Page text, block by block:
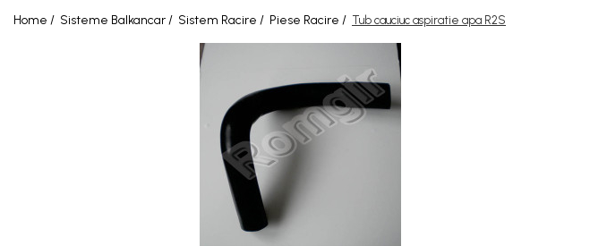
Home / Sisteme Balkancar / Sistem Racire / Piese Racire / Tub cauciuc aspiratie apa R2S